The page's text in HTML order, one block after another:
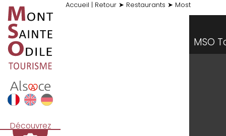
Accueil | Retour ➤ Restaurants ➤ Most
Découvrez
MSO